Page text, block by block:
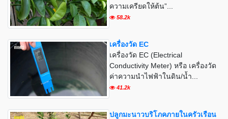
ความเครียดให้ต้น”...
58.2k
เครื่องวัด EC
เครื่องวัด EC (Electrical
Conductivity Meter) หรือ เครื่องวัด
ค่าความนำไฟฟ้าในดิน/น้ำ...
41.2k
ปลูกมะนาวบริโภคภายในครัวเรือน